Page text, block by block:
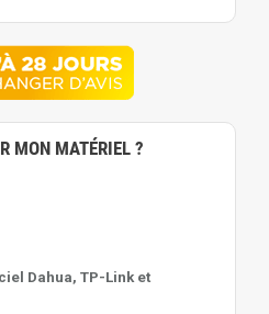
MON MATÉRIEL ?
Dahua, TP-Link et